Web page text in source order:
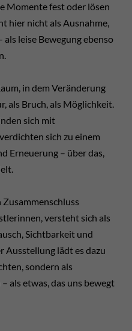
Momente fest oder lösen
hier nicht als Ausnahme,
leise Bewegung ebenso
in dem Veränderung
als Bruch, als Möglichkeit.
sich mit
sich zu einem
Erneuerung – über das,
versteht sich als
Sichtbarkeit und
Ausstellung lädt es dazu
sondern als
als etwas, das uns bewegt